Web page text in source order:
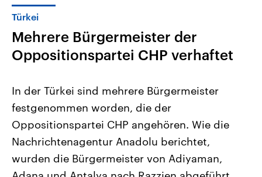
Themen
Landtagswahl Sachsen-Anhalt
2026
Alle Informationen
Sachsen-Anhalt wählt am 6.
September 2026 einen neuen
Landtag. Seit 2021 wird das
Bundesland von einer Koalition aus
USA
Aktuelle Beiträge,
Hintergründe
Wirtschaftlich und
gehören die Vereinigten
den mächtigsten Ländern
mit großem Einfluss auf
Türkei
Mehrere Bürgermeister der
Oppositionspartei CHP verhaftet
In der Türkei sind mehrere Bürgermeister
festgenommen worden, die der
Oppositionspartei CHP angehören. Wie die
Nachrichtenagentur Anadolu berichtet,
wurden die Bürgermeister von Adiyaman,